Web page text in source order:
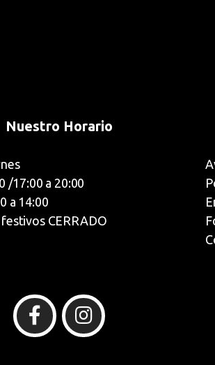
Nuestro Horario
/17:00 a 20:00
a 14:00
CERRADO